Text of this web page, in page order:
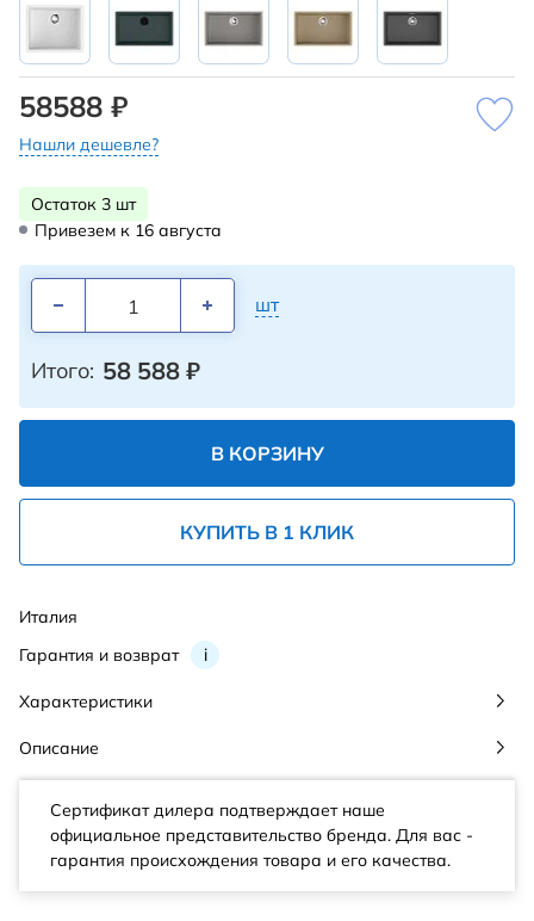
58588 ₽
Нашли дешевле?
Остаток 3 шт
Привезем к 16 августа
шт
Итого: 58 588 ₽
В КОРЗИНУ
КУПИТЬ В 1 КЛИК
Гарантия и возврат i
Италия
Характеристики
Описание
Сертификат дилера подтверждает наше
официальное представительство бренда. Для вас -
гарантия происхождения товара и его качества.